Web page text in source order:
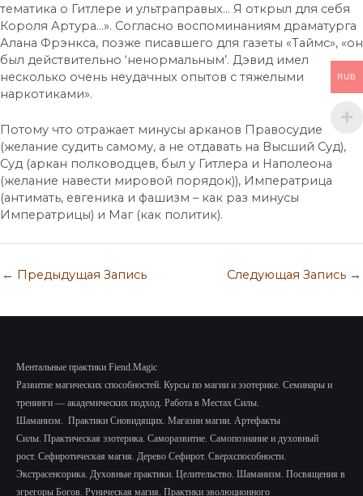
тематика о Гитлере и ультраправых… Я открыл для себя
Короля Артура…». Согласно воспоминаниям драматурга
Алана Фрэнкса, позже писавшего для газеты «Таймс», «он
был действительно ‘ненормальным’. Дэвид имел
несколько очень неудачных опытов с тяжелыми
наркотиками».
Потому что отражает минусы арканов Правосудие
(желание судить самому, а не отдавать на Высший Суд),
Суд (аркан полководцев, был у Гитлера и Наполеона
(желание навести мировой порядок)), Императрица
(антимать, евгеника и фашизм – как раз минусы
Императрицы) и Маг (как политик).
← Предыдущая Запись Следующая Запись →
Ментальные практики Fiend.Magic
Развитие магических способностей. Курсы по магии и эзотерике. Семинары и
тренинги — академических подход. Работа в Местах Силы.
Шаманизм.
Практики Сновидящих. Магазин магии. Артефакты
Силы. Практическая эзотерика. Саморазвитие. Самопознание и духовный
рост. Сефиротическая магия. Дерево Сефирот. Сверхспособности.
Экстрасенсорика. Духовные практики. Целительство. Шаманизм. Посвящения в
эгрегоры Богов. Руническая магия. Практики эволюционного
RUB